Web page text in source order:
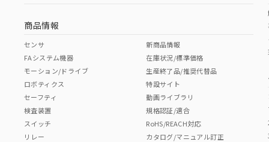
商品情報
センサ
FAシステム機器
モーション/ドライブ
ロボティクス
セーフティ
検査装置
スイッチ
リレー
新商品情報
在庫状況/標準価格
生産終了品/推奨代替品
特設サイト
動画ライブラリ
規格認証/適合
RoHS/REACH対応
カタログ/マニュアル訂正